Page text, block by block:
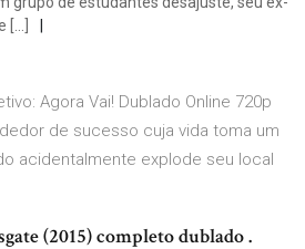
[…]
Agora Vai! Dublado Online 720p
de sucesso cuja vida toma um
acidentalmente explode seu local
(2015) completo dublado .